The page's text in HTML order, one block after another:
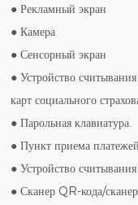
● Рекламный экран
● Камера
● Сенсорный экран
● Устройство
карт социального
● Парольная клавиатура.
● Пункт приема платежей
● Устройство
● Сканер QR-кода/